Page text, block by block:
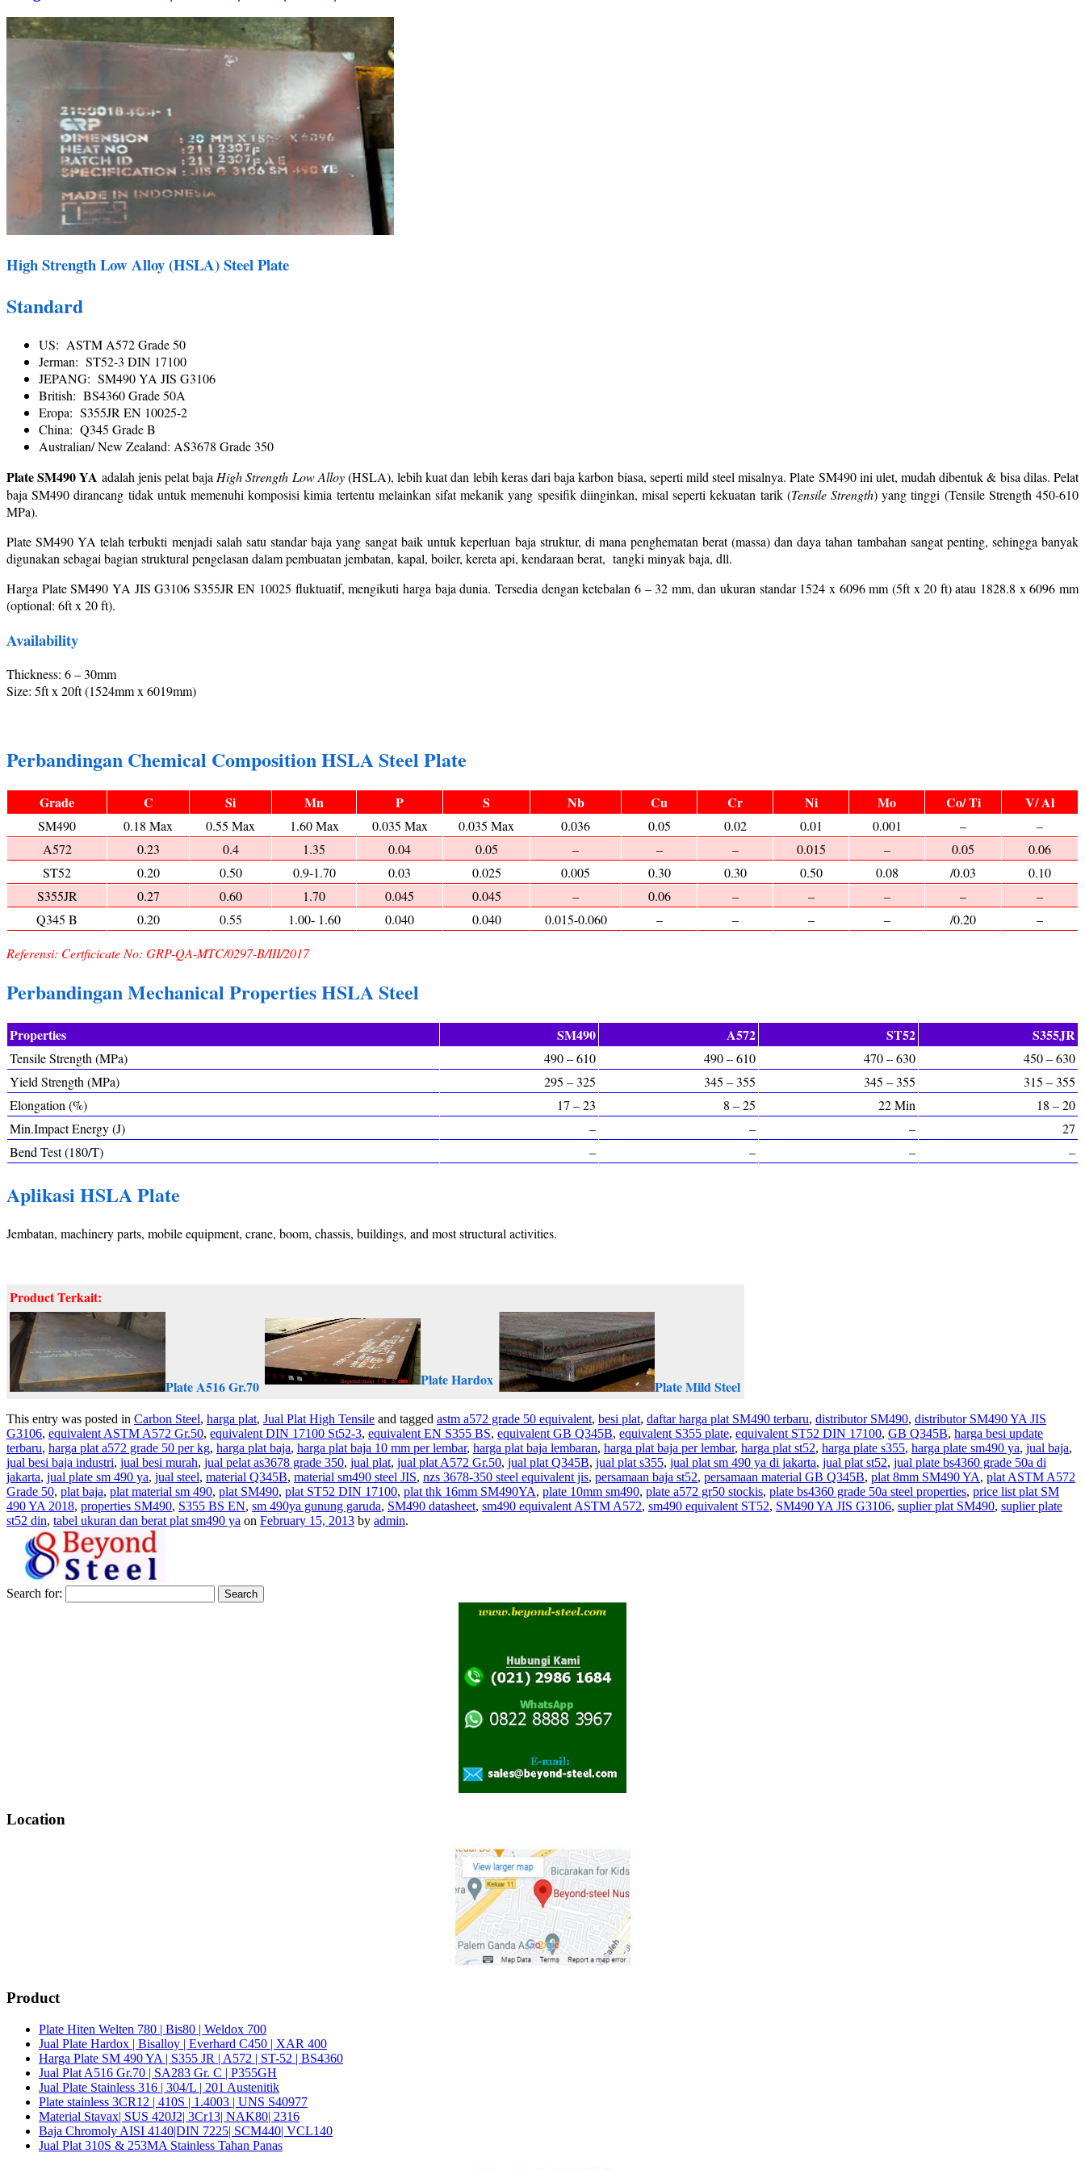
High Strength Low Alloy (HSLA) Steel Plate
Standard
US: ASTM A572 Grade 50
Jerman: ST52-3 DIN 17100
JEPANG: SM490 YA JIS G3106
British: BS4360 Grade 50A
Eropa: S355JR EN 10025-2
China: Q345 Grade B
Australian/ New Zealand: AS3678 Grade 350
Plate SM490 YA adalah jenis pelat baja High Strength Low Alloy(HSLA), lebih kuat dan lebih keras dari baja karbon biasa, seperti mild steel misalnya. Plate SM490 ini ulet, mudah dibentuk & bisa dilas. Pelat
baja SM490 dirancang tidak untuk memenuhi komposisi kimia tertentu melainkan sifat mekanik yang spesifik diinginkan, misal seperti kekuatan tarik (Tensile Strength) yang tinggi (Tensile Strength 450-610
MPa).
Plate SM490 YA telah terbukti menjadi salah satu standar baja yang sangat baik untuk keperluan baja struktur, di mana penghematan berat (massa) dan daya tahan tambahan sangat penting, sehingga banyak
digunakan sebagai bagian struktural pengelasan dalam pembuatan jembatan, kapal, boiler, kereta api, kendaraan berat, tangki minyak baja, dll.
Harga Plate SM490 YA JIS G3106 S355JR EN 10025 fluktuatif, mengikuti harga baja dunia. Tersedia dengan ketebalan 6 – 32 mm, dan ukuran standar 1524 x 6096 mm (5ft x 20 ft) atau 1828.8 x 6096 mm
(optional: 6ft x 20 ft).
Availability
Thickness: 6 – 30mm
Size: 5ft x 20ft (1524mm x 6019mm)
Perbandingan Chemical Composition HSLA Steel Plate
Grade C Si Mn P S Nb Cu Cr Ni Mo Co/ Ti V/ Al
SM490 0.18 Max 0.55 Max 1.60 Max 0.035 Max 0.035 Max 0.036 0.05 0.02 0.01 0.001 –
–
A572
0.23 0.4 1.35 0.04 0.05 – – – 0.015 – 0.05
0.06
ST52
0.20 0.50 0.9-1.70 0.03 0.025 0.005 0.30 0.30 0.50 0.08 /0.03
0.10
S355JR
0.27 0.60 1.70 0.045 0.045 – 0.06 – – – –
–
Q345 B
0.20 0.55 1.00- 1.60 0.040 0.040 0.015-0.060 – – – – /0.20
–
Referensi: Certficicate No: GRP-QA-MTC/0297-B/III/2017
Perbandingan Mechanical Properties HSLA Steel
Properties SM490 A572 ST52 S355JR
Tensile Strength (MPa) 490 – 610 490 – 610 470 – 630
450 – 630
Yield Strength (MPa)
295 – 325 345 – 355 345 – 355
315 – 355
Elongation (%)
17 – 23 8 – 25 22 Min
18 – 20
Min.Impact Energy (J)
– – –
27
Bend Test (180/T)
– – – –
Aplikasi HSLA Plate
Jembatan, machinery parts, mobile equipment, crane, boom, chassis, buildings, and most structural activities.
Product Terkait:
Plate A516 Gr.70 Plate Hardox Plate Mild Steel
This entry was posted in Carbon Steel, harga plat, Jual Plat High Tensile and tagged astm a572 grade 50 equivalent, besi plat, daftar harga plat SM490 terbaru, distributor SM490, distributor SM490 YA JIS
G3106, equivalent ASTM A572 Gr.50, equivalent DIN 17100 St52-3, equivalent EN S355 BS, equivalent GB Q345B, equivalent S355 plate, equivalent ST52 DIN 17100, GB Q345B, harga besi update
terbaru, harga plat a572 grade 50 per kg, harga plat baja, harga plat baja 10 mm per lembar, harga plat baja lembaran, harga plat baja per lembar, harga plat st52, harga plate s355, harga plate sm490 ya, jual baja,
jual besi baja industri, jual besi murah, jual pelat as3678 grade 350, jual plat, jual plat A572 Gr.50, jual plat Q345B, jual plat s355, jual plat sm 490 ya di jakarta, jual plat st52, jual plate bs4360 grade 50a di
jakarta, jual plate sm 490 ya, jual steel, material Q345B, material sm490 steel JIS, nzs 3678-350 steel equivalent jis, persamaan baja st52, persamaan material GB Q345B, plat 8mm SM490 YA, plat ASTM A572
Grade 50, plat baja, plat material sm 490, plat SM490, plat ST52 DIN 17100, plat thk 16mm SM490YA, plate 10mm sm490, plate a572 gr50 stockis, plate bs4360 grade 50a steel properties, price list plat SM
490 YA 2018, properties SM490, S355 BS EN, sm 490ya gunung garuda, SM490 datasheet, sm490 equivalent ASTM A572, sm490 equivalent ST52, SM490 YA JIS G3106, suplier plat SM490, suplier plate
st52 din, tabel ukuran dan berat plat sm490 ya on February 15, 2013 by admin.
Search for:
Location
Product
Plate Hiten Welten 780 | Bis80 | Weldox 700
Jual Plate Hardox | Bisalloy | Everhard C450 | XAR 400
Harga Plate SM 490 YA | S355 JR | A572 | ST-52 | BS4360
Jual Plat A516 Gr.70 | SA283 Gr. C | P355GH
Jual Plate Stainless 316 | 304/L | 201 Austenitik
Plate stainless 3CR12 | 410S | 1.4003 | UNS S40977
Material Stavax| SUS 420J2| 3Cr13| NAK80| 2316
Baja Chromoly AISI 4140|DIN 7225| SCM440| VCL140
Jual Plat 310S & 253MA Stainless Tahan Panas